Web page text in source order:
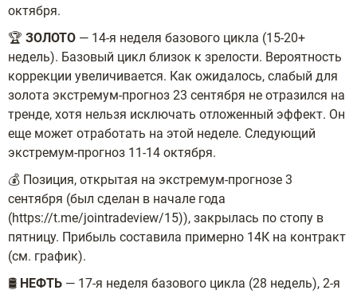
октября.
🏆 ЗОЛОТО — 14-я неделя базового цикла (15-20+
недель). Базовый цикл близок к зрелости. Вероятность
коррекции увеличивается. Как ожидалось, слабый для
золота экстремум-прогноз 23 сентября не отразился на
тренде, хотя нельзя исключать отложенный эффект. Он
еще может отработать на этой неделе. Следующий
экстремум-прогноз 11-14 октября.
💰 Позиция, открытая на экстремум-прогнозе 3
сентября (был сделан в начале года
(https://t.me/jointradeview/15)), закрылась по стопу в
пятницу. Прибыль составила примерно 14К на контракт
(см. график).
🛢 НЕФТЬ — 17-я неделя базового цикла (28 недель), 2-я